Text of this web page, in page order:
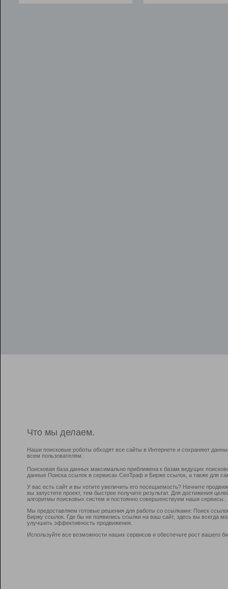
Что мы делаем.
Наши поисковые роботы обходят все сайты в Интернете и сохраняют
всем пользователям.
Поисковая база данных максимально приближена к базам ведущих
данные Поиска ссылок в сервисах СеоТраф и Бирже ссылок, а также для
У вас есть сайт и вы хотите увеличить его посещаемость? Начните
вы запустите проект, тем быстрее получите результат. Для достижения
алгоритмы поисковых систем и постоянно совершенствуем наши сервисы.
Мы предоставляем готовые решения для работы со ссылками: Поиск
Биржу ссылок. Где бы не появились ссылки на ваш сайт, здесь вы всегда
улучшить эффективность продвижения.
Используйте все возможности наших сервисов и обеспечьте рост вашего